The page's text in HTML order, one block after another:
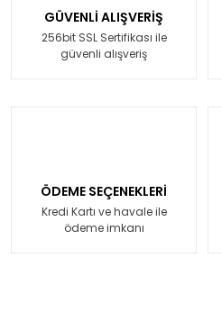
GÜVENLİ ALIŞVERİŞ
256bit SSL Sertifikası ile
güvenli alışveriş
ÖDEME SEÇENEKLERİ
Kredi Kartı ve havale ile
ödeme imkanı